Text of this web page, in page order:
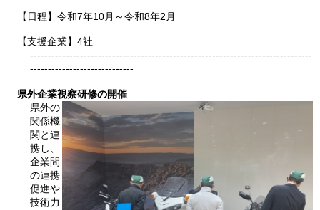
【日程】令和7年10月～令和8年2月
【支援企業】4社
-------------------------------------------------------------------------------
-----------------------------
県外企業視察研修の開催
県外の
関係機
関と連
携し、
企業間
の連携
促進や
技術力